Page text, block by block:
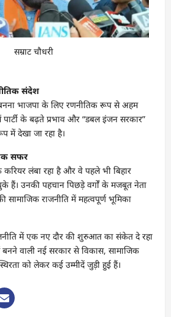
सम्राट चौधरी
संदेश
बनना भाजपा के लिए रणनीतिक रूप से अहम
पार्टी के बढ़ते प्रभाव और “डबल इंजन सरकार”
में देखा जा रहा है।
सफर
करियर लंबा रहा है और वे पहले भी बिहार
हैं। उनकी पहचान पिछड़े वर्गों के मजबूत नेता
सामाजिक राजनीति में महत्वपूर्ण भूमिका
में एक नए दौर की शुरुआत का संकेत दे रहा
बनने वाली नई सरकार से विकास, सामाजिक
को लेकर कई उम्मीदें जुड़ी हुई हैं।